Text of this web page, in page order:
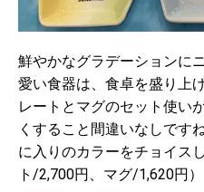
鮮やかなグラデーションに
愛い食器は、食卓を盛り上
レートとマグのセット使い
くすること間違いなしです
に入りのカラーをチョイス
ト/2,700円、マグ/1,620円）